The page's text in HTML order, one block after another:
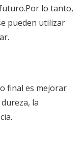
lo tanto,
pueden utilizar
final es mejorar
la